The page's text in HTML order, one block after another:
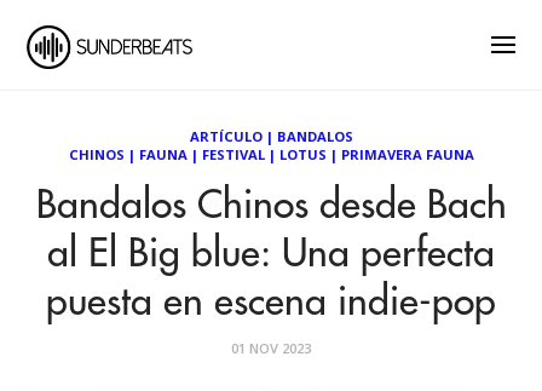
ARTÍCULO| BANDALOS
CHINOS | FAUNA| FESTIVAL| LOTUS | PRIMAVERA FAUNA
Bandalos Chinos desde Bach
al El Big blue: Una perfecta
puesta en escena indie-pop
01 NOV 2023